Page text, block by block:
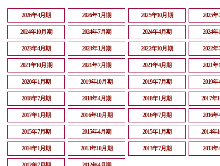
2026年4月期 2026年1月期 2025年10月期 2025
2024年10月期 2024年7月期 2024年4月期 2024
2023年4月期 2023年1月期 2022年10月期 2022
2021年10月期 2021年7月期 2021年4月期 2021
2020年1月期 2019年10月期 2019年7月期 2019
2018年7月期 2018年4月期 2018年1月期 2017年
2017年1月期 2016年10月期 2016年7月期 2016
2015年7月期 2015年4月期 2015年1月期 2014年
2014年1月期 2013年10月期 2013年7月期 2013